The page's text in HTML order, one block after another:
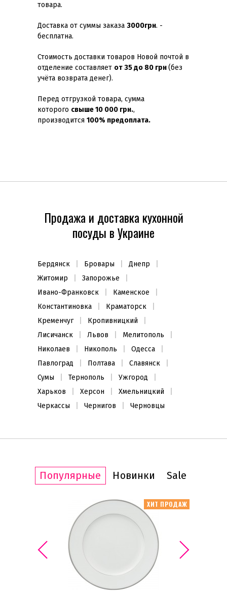
товара.
Доставка от суммы заказа 3000грн. -
бесплатна.
Стоимость доставки товаров Новой почтой в
отделение составляет от 35 до 80 грн(без
учёта возврата денег).
Перед отгрузкой товара, сумма
которого свыше 10 000 грн.,
производится 100% предоплата.
Продажа и доставка кухонной
посуды в Украине
Бердянск Бровары
Днепр
Житомир
Запорожье
Ивано-Франковск
Каменское
Константиновка
Краматорск
Кременчуг
Кропивницкий
Лисичанск
Львов
Мелитополь
Николаев
Никополь
Одесса
Павлоград
Полтава
Славянск
Сумы
Тернополь
Ужгород
Харьков
Херсон
Хмельницкий
Черкассы
Чернигов Черновцы
Популярные Новинки Sale
ХИТ ПРОДАЖ